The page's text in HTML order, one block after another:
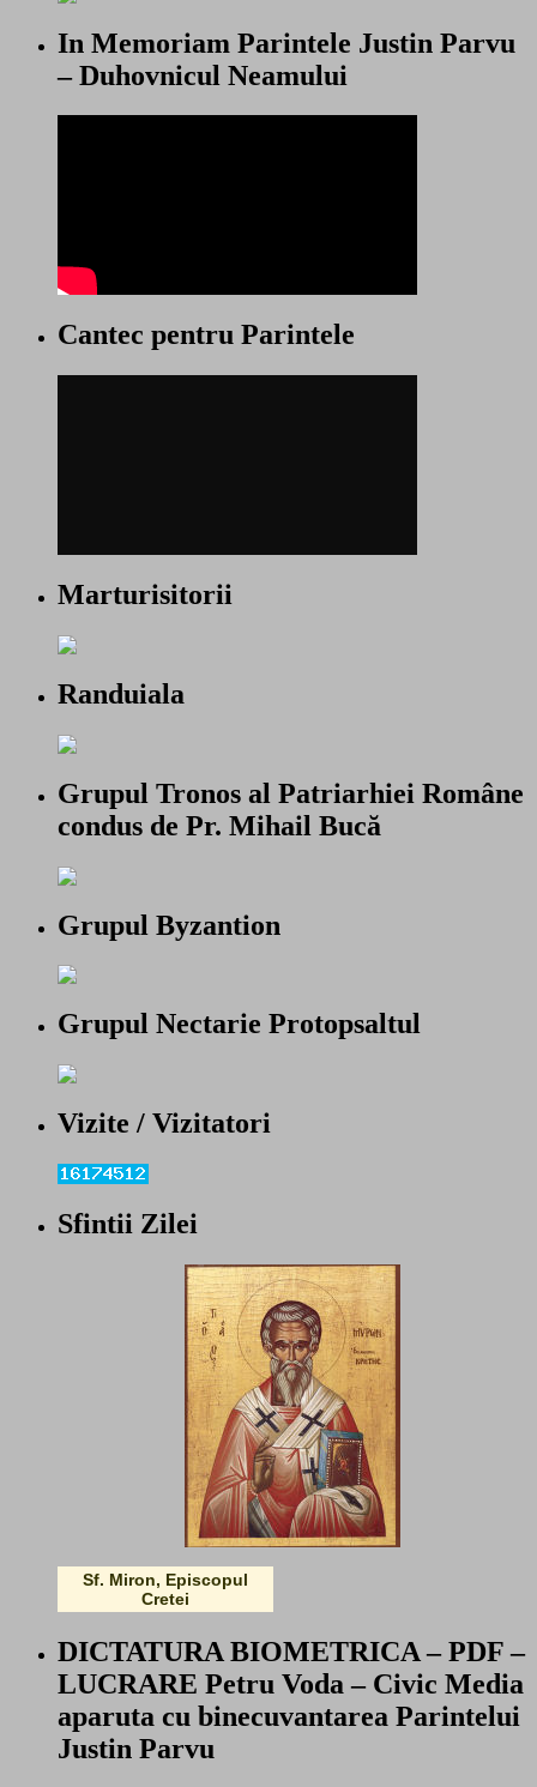
In Memoriam Parintele Justin Parvu
– Duhovnicul Neamului
Cantec pentru Parintele
Marturisitorii
Randuiala
Grupul Tronos al Patriarhiei Române
condus de Pr. Mihail Bucă
Grupul Byzantion
Grupul Nectarie Protopsaltul
Vizite / Vizitatori
Sfintii Zilei
Sf. Miron, Episcopul
Cretei
DICTATURA BIOMETRICA – PDF –
LUCRARE Petru Voda – Civic Media
aparuta cu binecuvantarea Parintelui
Justin Parvu